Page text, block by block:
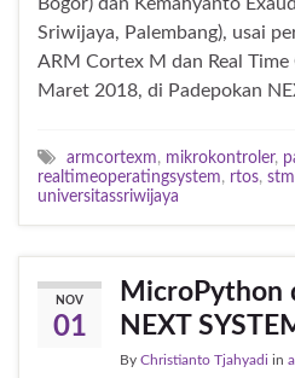
Sriwijaya, Palembang), usai
ARM Cortex M dan Real
Maret 2018, di Padepokan
armcortexm, mikrokontroler,
realtimeoperatingsystem, rtos,
universitassriwijaya
NOV
01
MicroPython
NEXT
By Christianto Tjahyadi in